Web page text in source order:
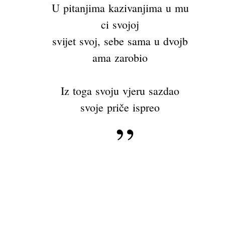
U pitanjima kazivanjima u mu
ci svojoj
svijet svoj, sebe sama u dvojb
ama zarobio
Iz toga svoju vjeru sazdao
svoje priče ispreo